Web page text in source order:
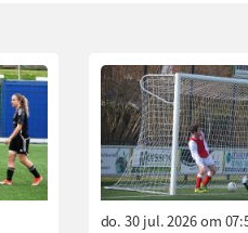
do. 30 jul. 2026 om